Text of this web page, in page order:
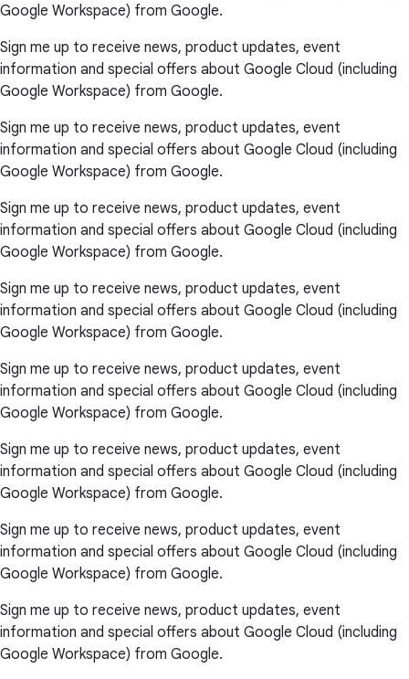
Google Workspace) from Google.
Sign me up to receive news, product updates, event
information and special offers about Google Cloud (including
Google Workspace) from Google.
Sign me up to receive news, product updates, event
information and special offers about Google Cloud (including
Google Workspace) from Google.
Sign me up to receive news, product updates, event
information and special offers about Google Cloud (including
Google Workspace) from Google.
Sign me up to receive news, product updates, event
information and special offers about Google Cloud (including
Google Workspace) from Google.
Sign me up to receive news, product updates, event
information and special offers about Google Cloud (including
Google Workspace) from Google.
Sign me up to receive news, product updates, event
information and special offers about Google Cloud (including
Google Workspace) from Google.
Sign me up to receive news, product updates, event
information and special offers about Google Cloud (including
Google Workspace) from Google.
Sign me up to receive news, product updates, event
information and special offers about Google Cloud (including
Google Workspace) from Google.